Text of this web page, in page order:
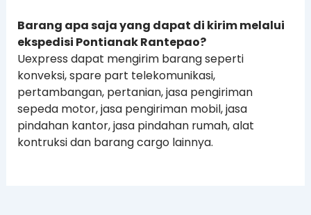
Barang apa saja yang dapat di kirim melalui
ekspedisi Pontianak Rantepao?
Uexpress dapat mengirim barang seperti
konveksi, spare part telekomunikasi,
pertambangan, pertanian, jasa pengiriman
sepeda motor, jasa pengiriman mobil, jasa
pindahan kantor, jasa pindahan rumah, alat
kontruksi dan barang cargo lainnya.